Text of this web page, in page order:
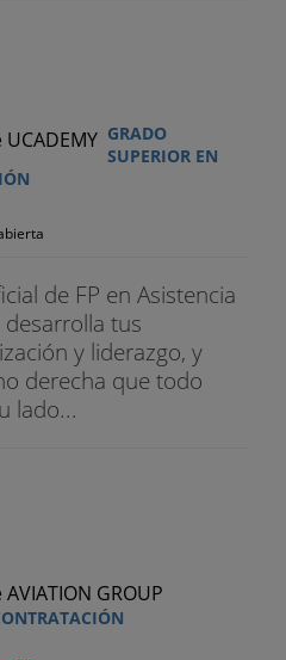
GRADO
SUPERIOR EN
de FP en Asistencia
tus
y liderazgo, y
derecha que todo
lado...